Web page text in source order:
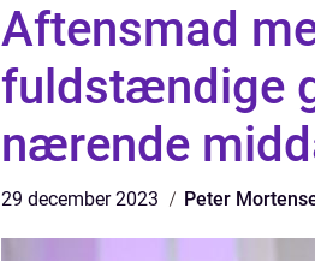
Aftensmad
fuldstændige
nærende
29 december 2023 Peter